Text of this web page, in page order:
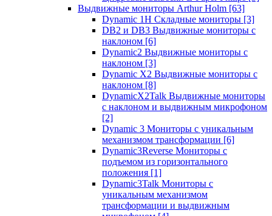
Выдвижные мониторы Arthur Holm [63]
Dynamic 1Н Складные мониторы [3]
DB2 и DB3 Выдвижные мониторы с
наклоном [6]
Dynamic2 Выдвижные мониторы с
наклоном [3]
Dynamic X2 Выдвижные мониторы с
наклоном [8]
DynamicX2Talk Выдвижные мониторы
с наклоном и выдвижным микрофоном
[2]
Dynamic 3 Мониторы с уникальным
механизмом трансформации [6]
Dynamic3Reverse Мониторы с
подъемом из горизонтального
положения [1]
Dynamic3Talk Мониторы с
уникальным механизмом
трансформации и выдвижным